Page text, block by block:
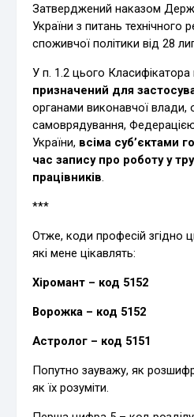
Затверджений наказом
України з питань технічного
споживчої політики від 28
У п. 1.2 цього
призначений для
органами виконавчої влади,
самоврядування,
України, всіма суб’єктами
час запису про роботу у
працівників.
***
Отже, коди професій згідно
які мене цікавлять:
Хіромант – код 5152
Ворожка – код 5152
Астролог – код 5151
Попутно зауважу, як
як їх розуміти.